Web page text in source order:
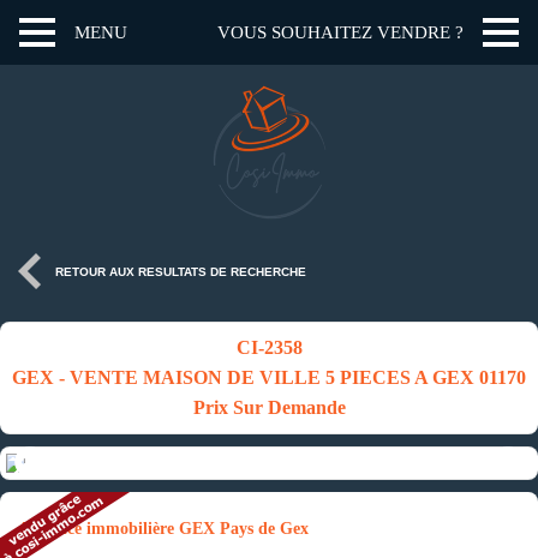
MENU VOUS SOUHAITEZ VENDRE ?
RETOUR AUX RESULTATS DE RECHERCHE
CI-2358
GEX - VENTE MAISON DE VILLE 5 PIECES A GEX 01170
Prix Sur Demande
Annonce immobilière GEX Pays de Gex